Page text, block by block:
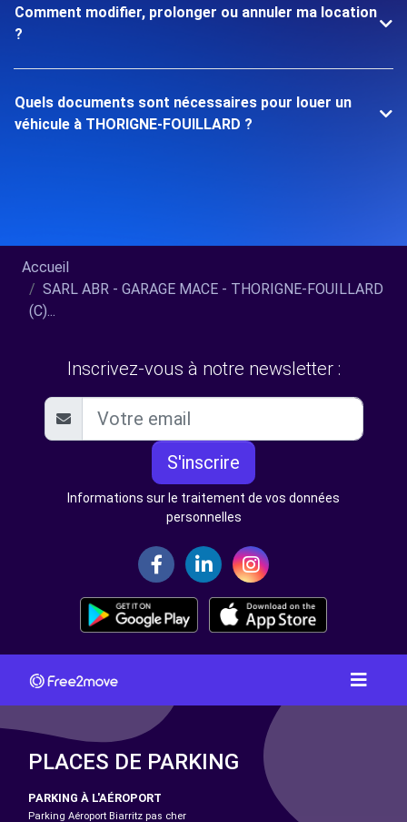
Comment modifier, prolonger ou annuler ma location
?
Quels documents sont nécessaires pour louer un
véhicule à THORIGNE-FOUILLARD ?
Accueil
SARL ABR - GARAGE MACE - THORIGNE-FOUILLARD
(C)...
Inscrivez-vous à notre newsletter :
S'inscrire
Informations sur le traitement de vos données
personnelles
PLACES DE PARKING
PARKING À L'AÉROPORT
Parking Aéroport Biarritz pas cher